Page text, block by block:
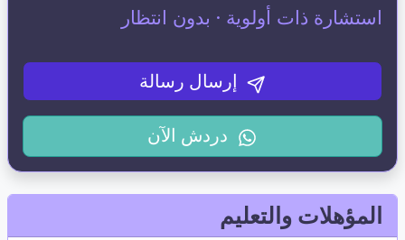
استشارة ذات أولوية · بدون انتظار
إرسال رسالة
دردش الآن
المؤهلات والتعليم